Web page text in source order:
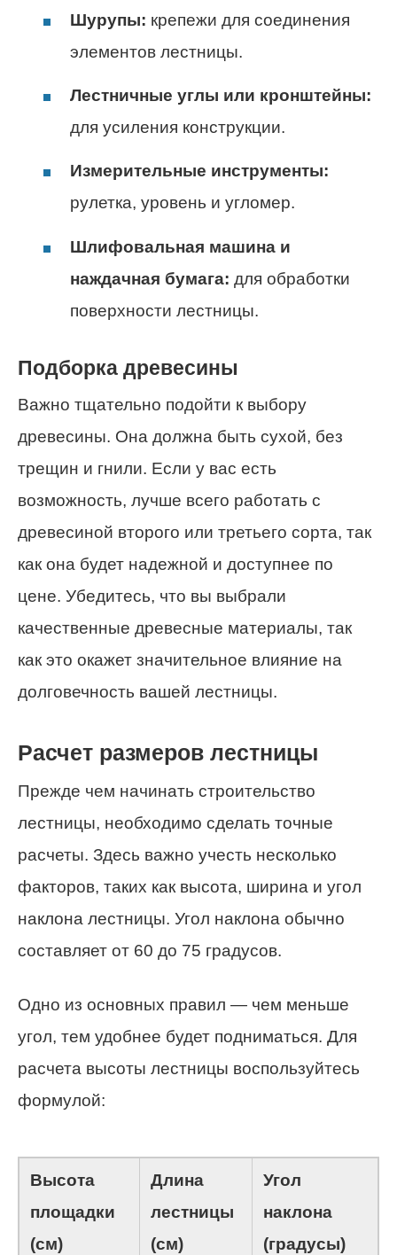
Шурупы: крепежи для соединения
элементов лестницы.
Лестничные углы или кронштейны:
для усиления конструкции.
Измерительные инструменты:
рулетка, уровень и угломер.
Шлифовальная машина и
наждачная бумага: для обработки
поверхности лестницы.
Подборка древесины
Важно тщательно подойти к выбору
древесины. Она должна быть сухой, без
трещин и гнили. Если у вас есть
возможность, лучше всего работать с
древесиной второго или третьего сорта, так
как она будет надежной и доступнее по
цене. Убедитесь, что вы выбрали
качественные древесные материалы, так
как это окажет значительное влияние на
долговечность вашей лестницы.
Расчет размеров лестницы
Прежде чем начинать строительство
лестницы, необходимо сделать точные
расчеты. Здесь важно учесть несколько
факторов, таких как высота, ширина и угол
наклона лестницы. Угол наклона обычно
составляет от 60 до 75 градусов.
Одно из основных правил — чем меньше
угол, тем удобнее будет подниматься. Для
расчета высоты лестницы воспользуйтесь
формулой:
Высота
площадки
(см)
Длина
лестницы
(см)
Угол
наклона
(градусы)